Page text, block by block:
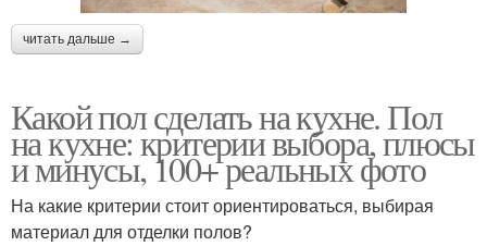
читать дальше →
Какой пол сделать на кухне. Пол
на кухне: критерии выбора, плюсы
и минусы, 100+ реальных фото
На какие критерии стоит ориентироваться, выбирая
материал для отделки полов?